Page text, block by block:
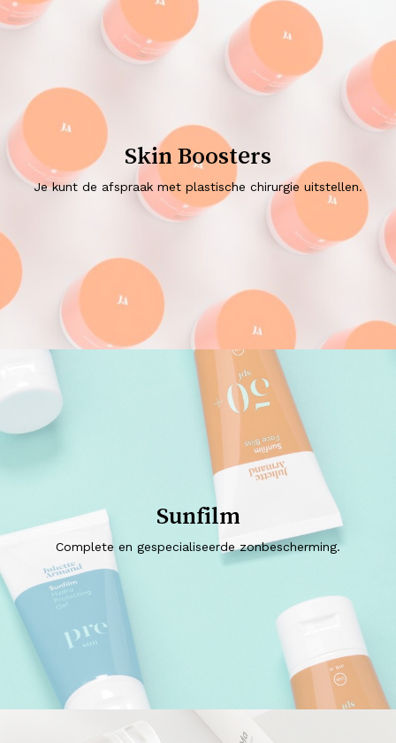
Skin Boosters
Je kunt de afspraak met plastische chirurgie uitstellen.
Sunfilm
Complete en gespecialiseerde zonbescherming.